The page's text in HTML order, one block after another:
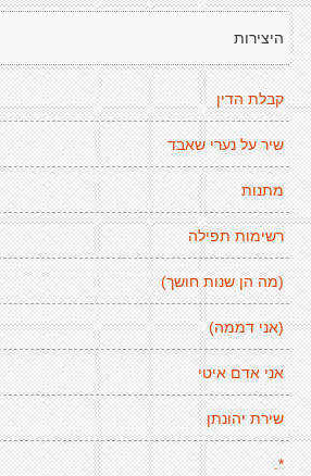
היצירות
קבלת הדין
שיר על נערי שאבד
מתנות
רשימות תפילה
(מה הן שנות חושך)
(אני דממה)
אני אדם איטי
שירת יהונתן
*.